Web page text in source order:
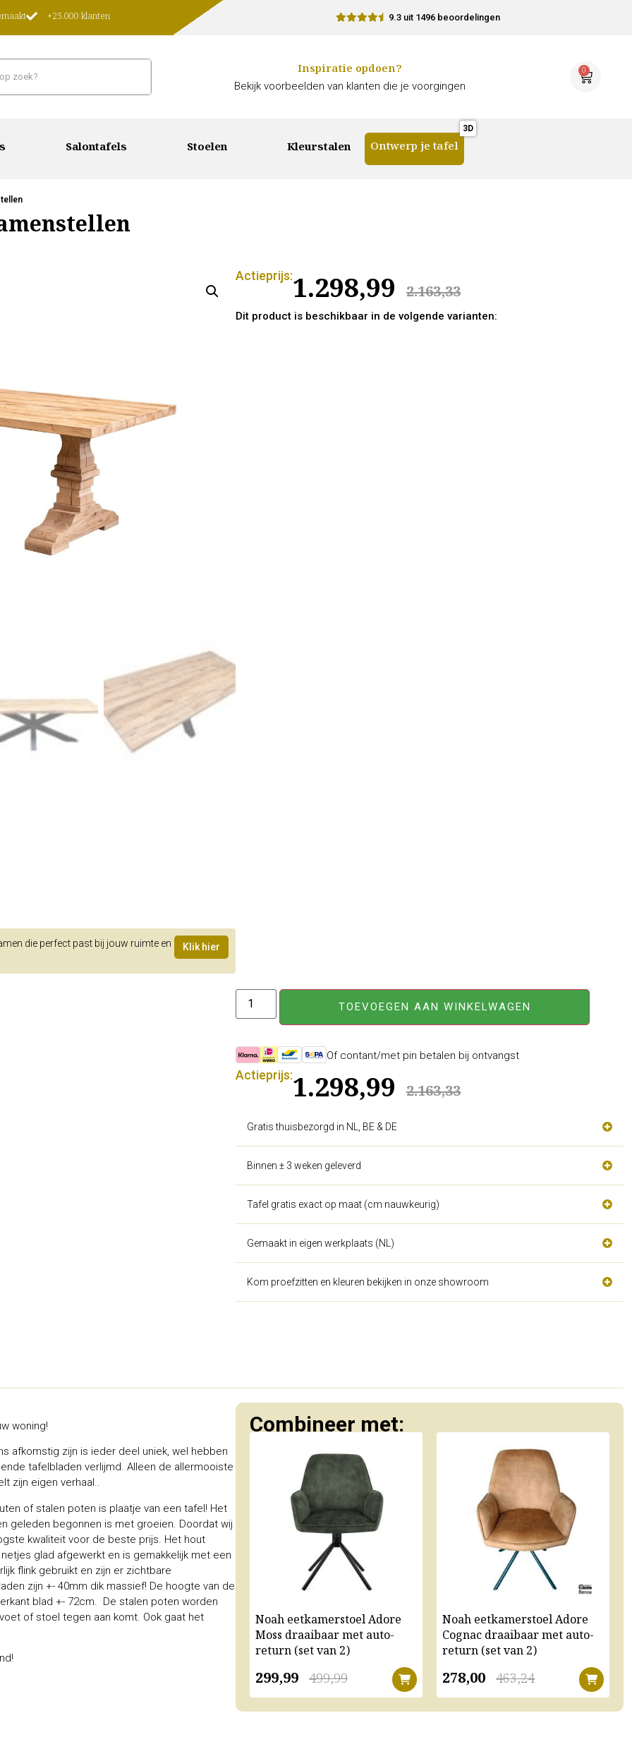
+25.000 klanten 9.3 uit 1496 beoordelingen
Inspiratie opdoen?
Bekijk voorbeelden van klanten die je voorgingen
0
Salontafels Stoelen Kleurstalen Ontwerp je tafel
die perfect past bij jouw ruimte en
Klik hier
Actieprijs:
2.163,33
1.298,99
Dit product is beschikbaar in de volgende varianten:
TOEVOEGEN AAN WINKELWAGEN
Of contant/met pin betalen bij ontvangst
Actieprijs:
2.163,33
1.298,99
Gratis thuisbezorgd in NL, BE & DE
Binnen ± 3 weken geleverd
Tafel gratis exact op maat (cm nauwkeurig)
Gemaakt in eigen werkplaats (NL)
Kom proefzitten en kleuren bekijken in onze showroom
woning!
afkomstig zijn is ieder deel uniek, wel hebben
tafelbladen verlijmd. Alleen de allermooiste
zijn eigen verhaal..
of stalen poten is plaatje van een tafel! Het
geleden begonnen is met groeien. Doordat wij
kwaliteit voor de beste prijs. Het hout
glad afgewerkt en is gemakkelijk met een
flink gebruikt en zijn er zichtbare
zijn +- 40mm dik massief! De hoogte van de
blad +- 72cm. De stalen poten worden
of stoel tegen aan komt. Ook gaat het
Combineer met:
Noah eetkamerstoel Adore
Moss draaibaar met auto-
return (set van 2)
499,99
299,99
Noah eetkamerstoel Adore
Cognac draaibaar met auto-
return (set van 2)
463,24
278,00